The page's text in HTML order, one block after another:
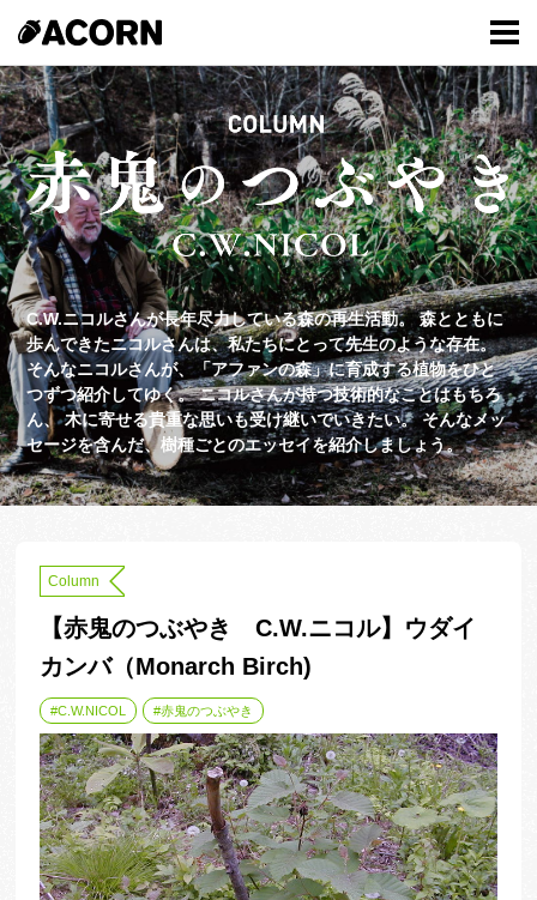
C.W.ニコルさんが長年尽力している森の再生活動。森とともに
歩んできたニコルさんは、私たちにとって先生のような存在。
そんなニコルさんが、「アファンの森」に育成する植物をひと
つずつ紹介してゆく。ニコルさんが持つ技術的なことはもちろ
ん、木に寄せる貴重な思いも受け継いでいきたい。そんなメッ
セージを含んだ、樹種ごとのエッセイを紹介しましょう。
Column
【赤鬼のつぶやき C.W.ニコル】ウダイ
カンバ（Monarch Birch)
C.W.NICOL 赤鬼のつぶやき